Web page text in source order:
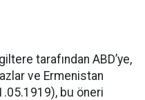
tarafından ABD’ye,
ve Ermenistan
bu öneri